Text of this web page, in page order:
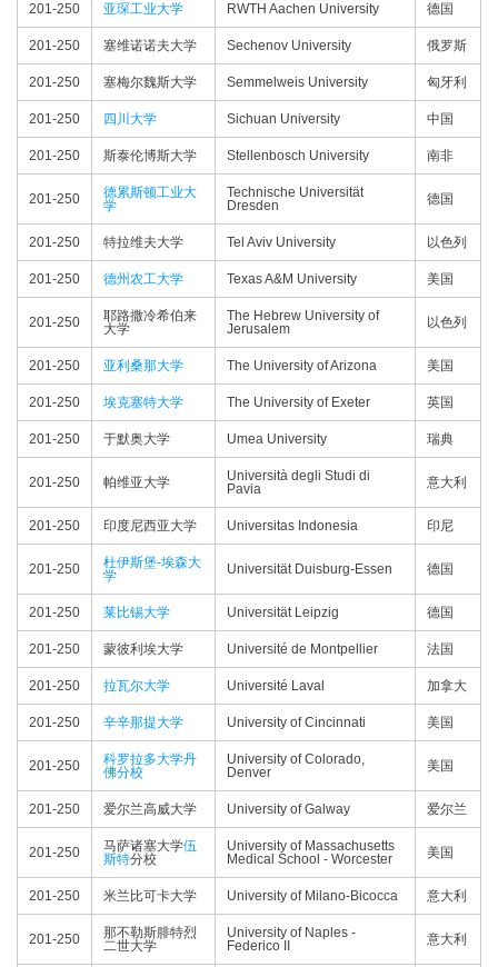
201-250 亚琛工业大学 RWTH Aachen University 德国
201-250 塞维诺诺夫大学 Sechenov University 俄罗斯
201-250 塞梅尔魏斯大学 Semmelweis University 匈牙利
201-250 四川大学 Sichuan University 中国
201-250 斯泰伦博斯大学 Stellenbosch University 南非
201-250
德累斯顿工业大
学
Technische Universität
Dresden
德国
201-250 特拉维夫大学 Tel Aviv University 以色列
201-250 德州农工大学 Texas A&M University 美国
201-250
耶路撒冷希伯来
大学
The Hebrew University of
Jerusalem
以色列
201-250 亚利桑那大学 The University of Arizona 美国
201-250 埃克塞特大学 The University of Exeter 英国
201-250 于默奥大学 Umea University 瑞典
201-250 帕维亚大学
Università degli Studi di
Pavia
意大利
201-250 印度尼西亚大学 Universitas Indonesia 印尼
201-250
杜伊斯堡-埃森大
学
Universität Duisburg-Essen 德国
201-250 莱比锡大学 Universität Leipzig 德国
201-250 蒙彼利埃大学 Université de Montpellier 法国
201-250 拉瓦尔大学 Université Laval 加拿大
201-250 辛辛那提大学 University of Cincinnati 美国
201-250
科罗拉多大学丹
佛分校
University of Colorado,
Denver
美国
201-250 爱尔兰高威大学 University of Galway 爱尔兰
201-250 马萨诸塞大学伍
斯特分校
University of Massachusetts
Medical School - Worcester
美国
201-250 米兰比可卡大学 University of Milano-Bicocca 意大利
201-250
那不勒斯腓特烈
二世大学
University of Naples -
Federico II
意大利